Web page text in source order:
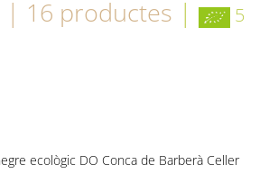
| 16 productes |
5
ecològic DO Conca de Barberà Celler